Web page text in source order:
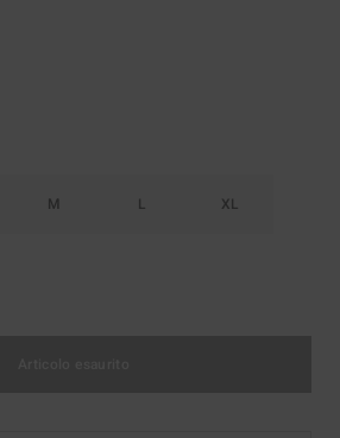
M L XL